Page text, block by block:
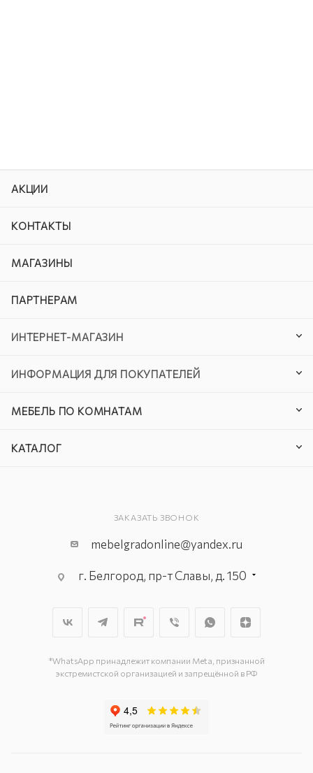
АКЦИИ
КОНТАКТЫ
МАГАЗИНЫ
ПАРТНЕРАМ
ИНТЕРНЕТ-МАГАЗИН
ИНФОРМАЦИЯ ДЛЯ ПОКУПАТЕЛЕЙ
МЕБЕЛЬ ПО КОМНАТАМ
КАТАЛОГ
ЗАКАЗАТЬ ЗВОНОК
mebelgradonline@yandex.ru
г. Белгород, пр-т Славы, д. 150
г. Белгород, пр-т Богдана
г. Белгород, ул. Донская, д. 85
*WhatsApp принадлежит компании Meta, признанной
экстремистской организацией и запрещённой в РФ